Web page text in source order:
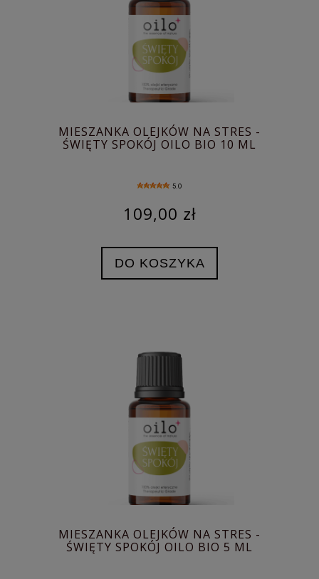
MIESZANKA OLEJKÓW NA STRES -
ŚWIĘTY SPOKÓJ OILO BIO 10 ML
5.0
109,00 zł
DO KOSZYKA
MIESZANKA OLEJKÓW NA STRES -
ŚWIĘTY SPOKÓJ OILO BIO 5 ML